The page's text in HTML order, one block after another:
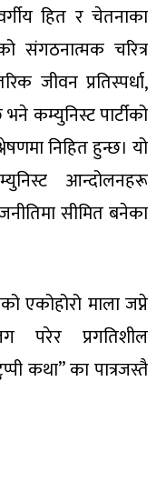
हित र चेतनाका
संगठनात्मक चरित्र
जीवन प्रतिस्पर्धा,
कम्युनिस्ट पार्टीको
निहित हुन्छ। यो
आन्दोलनहरू
सीमित बनेका
एकोहोरो माला जप्ने
परेर प्रगतिशील
कथा” का पात्रजस्तै